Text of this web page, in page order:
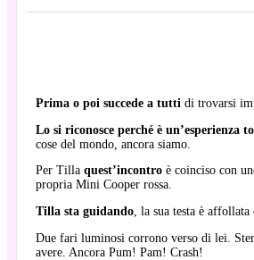
Prima o poi succede a tutti di trovarsi
Lo si riconosce perché è un’esperienza
cose del mondo, ancora siamo.
Per Tilla quest’incontro è coinciso con
propria Mini Cooper rossa.
Tilla sta guidando, la sua testa è
Due fari luminosi corrono verso di lei.
avere. Ancora Pum! Pam! Crash!